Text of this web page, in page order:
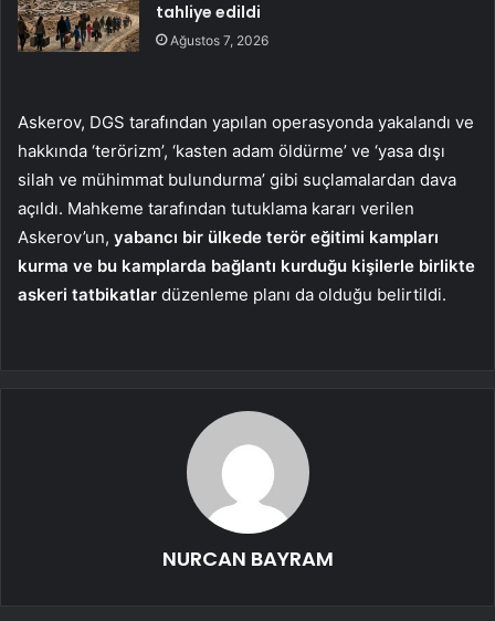
tahliye edildi
Ağustos 7, 2026
Askerov, DGS tarafından yapılan operasyonda yakalandı ve
hakkında ‘terörizm’, ‘kasten adam öldürme’ ve ‘yasa dışı
silah ve mühimmat bulundurma’ gibi suçlamalardan dava
açıldı. Mahkeme tarafından tutuklama kararı verilen
Askerov’un, yabancı bir ülkede terör eğitimi kampları
kurma ve bu kamplarda bağlantı kurduğu kişilerle birlikte
askeri tatbikatlar düzenleme planı da olduğu belirtildi.
NURCAN BAYRAM